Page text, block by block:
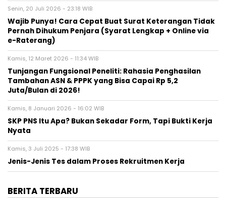
Senin, 20 Juli 2026 - 23:18 WIB
Wajib Punya! Cara Cepat Buat Surat Keterangan Tidak
Pernah Dihukum Penjara (Syarat Lengkap + Online via
e-Raterang)
Kamis, 12 Maret 2026 - 11:34 WIB
Tunjangan Fungsional Peneliti: Rahasia Penghasilan
Tambahan ASN & PPPK yang Bisa Capai Rp 5,2
Juta/Bulan di 2026!
Kamis, 8 Januari 2026 - 16:02 WIB
SKP PNS Itu Apa? Bukan Sekadar Form, Tapi Bukti Kerja
Nyata
Kamis, 3 Juli 2025 - 17:38 WIB
Jenis-Jenis Tes dalam Proses Rekruitmen Kerja
BERITA TERBARU